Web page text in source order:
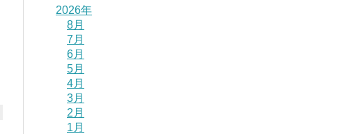
2026年
8月
7月
6月
5月
4月
3月
2月
1月